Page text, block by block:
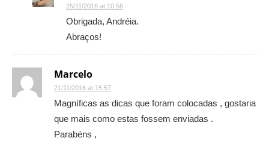
25/11/2016 at 10:56
Obrigada, Andréia.
Abraços!
Marcelo
21/11/2016 at 15:57
Magníficas as dicas que foram colocadas , gostaria
que mais como estas fossem enviadas .
Parabéns ,